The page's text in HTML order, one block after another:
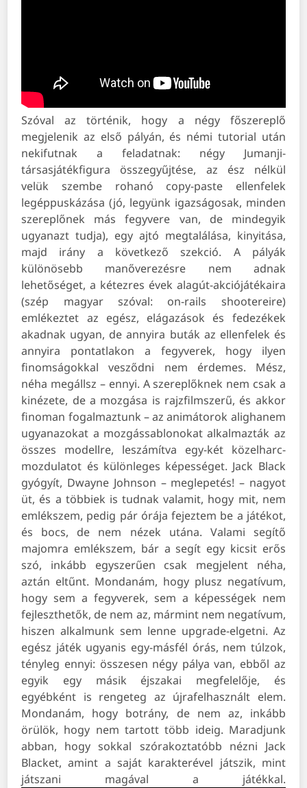
Szóval az történik, hogy a négy főszereplő
megjelenik az első pályán, és némi tutorial után
nekifutnak a feladatnak: négy Jumanji-
társasjátékfigura összegyűjtése, az ész nélkül
velük szembe rohanó copy-paste ellenfelek
legéppuskázása (jó, legyünk igazságosak, minden
szereplőnek más fegyvere van, de mindegyik
ugyanazt tudja), egy ajtó megtalálása, kinyitása,
majd irány a következő szekció. A pályák
különösebb manőverezésre nem adnak
lehetőséget, a kétezres évek alagút-akciójátékaira
(szép magyar szóval: on-rails shootereire)
emlékeztet az egész, elágazások és fedezékek
akadnak ugyan, de annyira buták az ellenfelek és
annyira pontatlakon a fegyverek, hogy ilyen
finomságokkal vesződni nem érdemes. Mész,
néha megállsz – ennyi. A szereplőknek nem csak a
kinézete, de a mozgása is rajzfilmszerű, és akkor
finoman fogalmaztunk – az animátorok alighanem
ugyanazokat a mozgássablonokat alkalmazták az
összes modellre, leszámítva egy-két közelharc-
mozdulatot és különleges képességet. Jack Black
gyógyít, Dwayne Johnson – meglepetés! – nagyot
üt, és a többiek is tudnak valamit, hogy mit, nem
emlékszem, pedig pár órája fejeztem be a játékot,
és bocs, de nem nézek utána. Valami segítő
majomra emlékszem, bár a segít egy kicsit erős
szó, inkább egyszerűen csak megjelent néha,
aztán eltűnt. Mondanám, hogy plusz negatívum,
hogy sem a fegyverek, sem a képességek nem
fejleszthetők, de nem az, mármint nem negatívum,
hiszen alkalmunk sem lenne upgrade-elgetni. Az
egész játék ugyanis egy-másfél órás, nem túlzok,
tényleg ennyi: összesen négy pálya van, ebből az
egyik egy másik éjszakai megfelelője, és
egyébként is rengeteg az újrafelhasznált elem.
Mondanám, hogy botrány, de nem az, inkább
örülök, hogy nem tartott több ideig. Maradjunk
abban, hogy sokkal szórakoztatóbb nézni Jack
Blacket, amint a saját karakterével játszik, mint
játszani magával a játékkal.